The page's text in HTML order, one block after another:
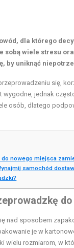
dla którego
sobą wiele stresu
by uniknąć
się,
jednak
osób, dlatego
nowego miejsca
samochód
nad sposobem
je w
wielu rozmiarom, w